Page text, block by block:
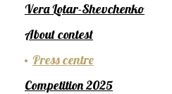
Vera Lotar-Shevchenko
About contest
Press centre
Competition 2025